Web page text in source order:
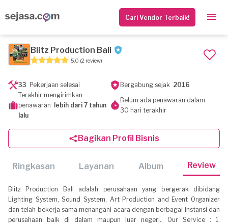
Cari Vendor Terbaik!
Blitz Production Bali
5.0 (2 review)
33 Pekerjaan selesai Bergabung sejak 2016
Terakhir mengirimkan
penawaran
lebih dari 7 tahun
lalu
Belum ada penawaran dalam
30 hari terakhir
Bagikan Profil Bisnis
Ringkasan Layanan Album Review
Blitz Production Bali adalah perusahaan yang bergerak dibidang
Lighting System, Sound System, Art Production and Event Organizer
dan telah bekerja sama menangani acara dengan berbagai Instansi dan
perusahaan baik di dalam maupun luar negeri., Our Service : 1.